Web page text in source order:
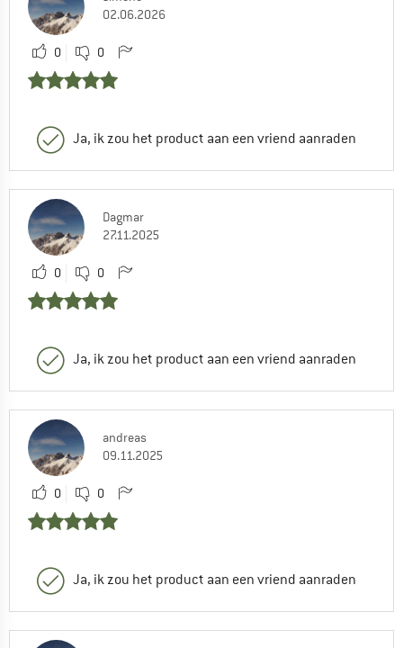
02.06.2026
0 0
Ja, ik zou het product aan een vriend aanraden
Dagmar
27.11.2025
0 0
Ja, ik zou het product aan een vriend aanraden
andreas
09.11.2025
0 0
Ja, ik zou het product aan een vriend aanraden